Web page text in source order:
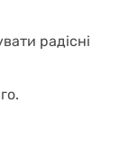
радісні